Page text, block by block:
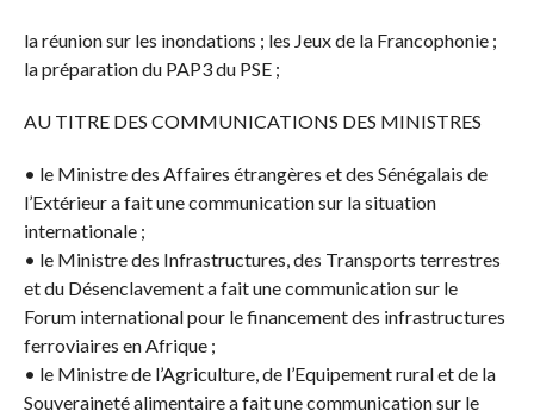
la réunion sur les inondations ; les Jeux de la Francophonie ;
la préparation du PAP3 du PSE ;
AU TITRE DES COMMUNICATIONS DES MINISTRES
• le Ministre des Affaires étrangères et des Sénégalais de
l’Extérieur a fait une communication sur la situation
internationale ;
• le Ministre des Infrastructures, des Transports terrestres
et du Désenclavement a fait une communication sur le
Forum international pour le financement des infrastructures
ferroviaires en Afrique ;
• le Ministre de l’Agriculture, de l’Equipement rural et de la
Souveraineté alimentaire a fait une communication sur le